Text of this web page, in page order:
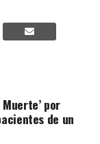
por
de un